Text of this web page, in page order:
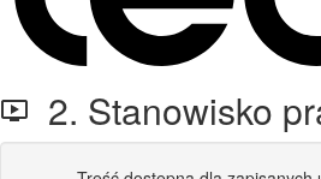
2. Stanowisko